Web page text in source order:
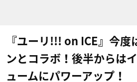
『ユーリ!!! on ICE』今度
ンとコラボ！後半からは
ュームにパワーアップ！